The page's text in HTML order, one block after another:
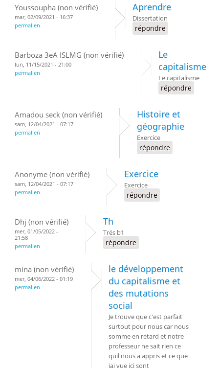
Youssoupha (non vérifié)
mar, 02/09/2021 - 16:37
permalien
Aprendre
Dissertation
répondre
Barboza 3eA ISLMG (non vérifié)
lun, 11/15/2021 - 21:00
permalien
Le
capitalisme
Le capitalisme
répondre
Amadou seck (non vérifié)
sam, 12/04/2021 - 07:17
permalien
Histoire et
géographie
Exercice
répondre
Anonyme (non vérifié)
sam, 12/04/2021 - 07:17
permalien
Exercice
Exercice
répondre
Dhj (non vérifié)
mer, 01/05/2022 -
21:58
permalien
Th
Trés b1
répondre
mina (non vérifié)
mer, 04/06/2022 - 01:19
permalien
le développement
du capitalisme et
des mutations
social
Je trouve que c'est parfait
surtout pour nous car nous
somme en retard et notre
professeur ne sait rien ce
quil nous a appris et ce que
jai vue ici sont